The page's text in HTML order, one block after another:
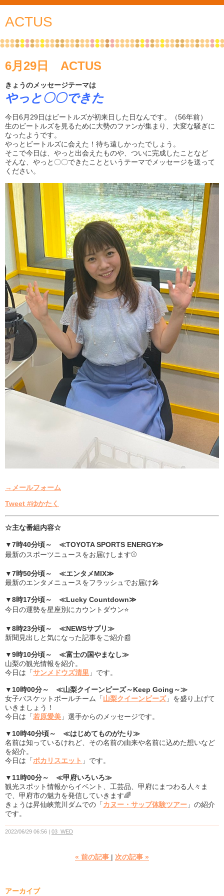
ACTUS
6月29日 ACTUS
きょうのメッセージテーマは
やっと〇〇できた
今日6月29日はビートルズが初来日した日なんです。（56年前）
生のビートルズを見るために大勢のファンが集まり、大変な騒ぎに
なったようです。
やっとビートルズに会えた！待ち遠しかったでしょう。
そこで今日は、やっと出会えたものや、ついに完成したことなど
そんな、やっと〇〇できたことというテーマでメッセージを送って
ください。
→メールフォーム
Tweet #ゆかたく
☆主な番組内容☆
▼7時40分頃～ ≪TOYOTA SPORTS ENERGY≫
最新のスポーツニュースをお届けします⚾
▼7時50分頃～ ≪エンタメMIX≫
最新のエンタメニュースをフラッシュでお届け🎤
▼8時17分頃～ ≪Lucky Countdown≫
今日の運勢を星座別にカウントダウン⭐
▼8時23分頃～ ≪NEWSサプリ≫
新聞見出しと気になった記事をご紹介📰
▼9時10分頃～ ≪富士の国やまなし≫
山梨の観光情報を紹介。
今日は「サンメドウズ清里 」です。
▼10時00分～ ≪山梨クイーンビーズ～Keep Going～≫
女子バスケットボールチーム「山梨クイーンビーズ」を盛り上げて
いきましょう！
今日は「若原愛美 」選手からのメッセージです。
▼10時40分頃～ ≪はじめてものがたり≫
名前は知っているけれど、その名前の由来や名前に込めた想いなど
を紹介。
今日は「ポカリスエット 」です。
▼11時00分～ ≪甲府いろいろ≫
観光スポット情報からイベント、工芸品、甲府にまつわる人々ま
で、甲府市の魅力を発信していきます🌈
きょうは昇仙峡荒川ダムでの「カヌー・サップ体験ツアー 」の紹介
です。
2022/06/29 06:56 03_WED
« 前の記事 次の記事 »
アーカイブ